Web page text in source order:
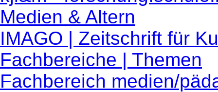
Medien & Altern
IMAGO | Zeitschrift für
Fachbereiche | Themen
Fachbereich medien/